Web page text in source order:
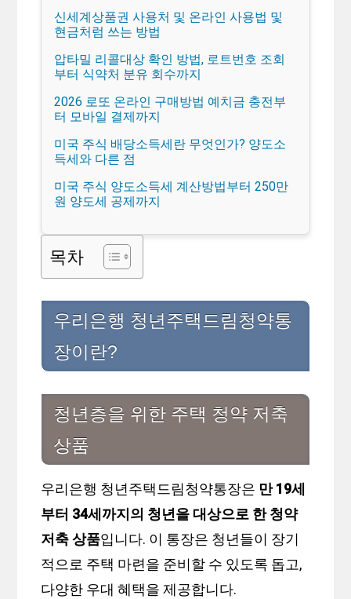
신세계상품권 사용처 및 온라인 사용법 및
현금처럼 쓰는 방법
압타밀 리콜대상 확인 방법, 로트번호 조회
부터 식약처 분유 회수까지
2026 로또 온라인 구매방법 예치금 충전부
터 모바일 결제까지
미국 주식 배당소득세란 무엇인가? 양도소
득세와 다른 점
미국 주식 양도소득세 계산방법부터 250만
원 양도세 공제까지
목차
우리은행 청년주택드림청약통
장이란?
청년층을 위한 주택 청약 저축
상품
우리은행 청년주택드림청약통장은 만 19세
부터 34세까지의 청년을 대상으로 한 청약
저축 상품입니다. 이 통장은 청년들이 장기
적으로 주택 마련을 준비할 수 있도록 돕고,
다양한 우대 혜택을 제공합니다.